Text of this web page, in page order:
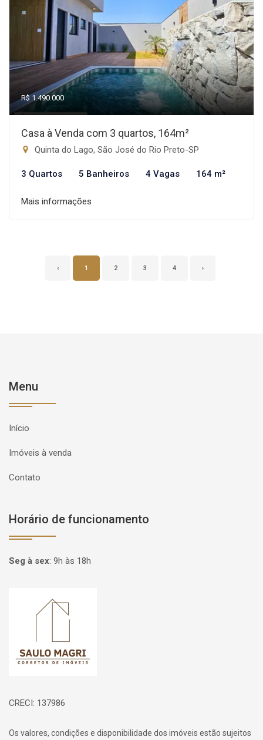
R$ 1.490.000
Casa à Venda com 3 quartos, 164m²
Quinta do Lago, São José do Rio Preto-SP
3 Quartos 5 Banheiros 4 Vagas 164 m²
Mais informações
‹ 1 2 3 4 ›
Menu
Início
Imóveis à venda
Contato
Horário de funcionamento
Seg à sex: 9h às 18h
Página inicial
CRECI: 137986
Os valores, condições e disponibilidade dos imóveis estão sujeitos